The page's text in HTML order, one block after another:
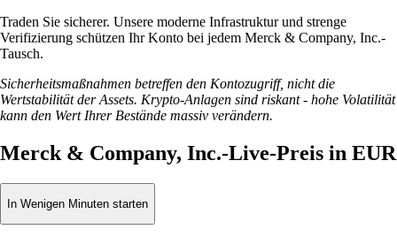
Traden Sie sicherer. Unsere moderne Infrastruktur und strenge
Verifizierung schützen Ihr Konto bei jedem Merck & Company, Inc.-
Tausch.
Sicherheitsmaßnahmen betreffen den Kontozugriff, nicht die
Wertstabilität der Assets. Krypto-Anlagen sind riskant - hohe Volatilität
kann den Wert Ihrer Bestände massiv verändern.
Merck & Company, Inc.-Live-Preis in EUR
In Wenigen Minuten starten